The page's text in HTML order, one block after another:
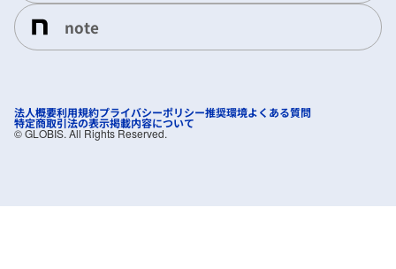
note
法人概要利用規約プライバシーポリシー推奨環境よくある質問
特定商取引法の表示掲載内容について
©︎ GLOBIS. All Rights Reserved.